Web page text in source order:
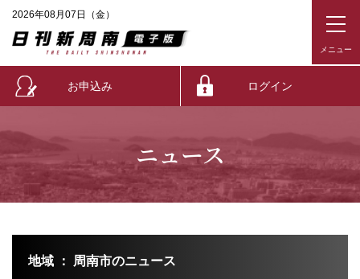
2026年08月07日（金）
お申込み ログイン
ニュース
地域 ： 周南市のニュース